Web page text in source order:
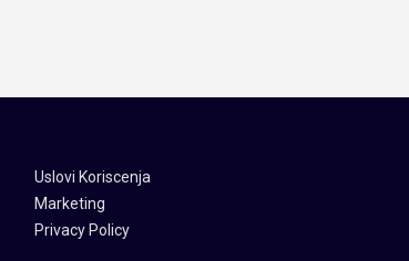
Uslovi Koriscenja
Marketing
Privacy Policy